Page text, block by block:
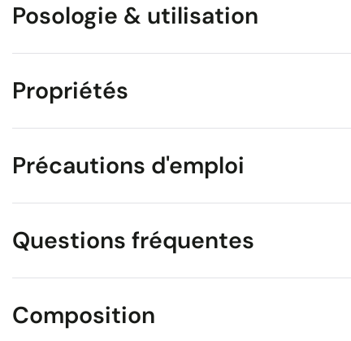
Posologie & utilisation
Propriétés
Précautions d'emploi
Questions fréquentes
Composition